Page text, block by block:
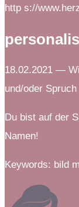
http s://
18.02.2021 —
und/oder
Du bist auf der
Namen!
Keywords: bild